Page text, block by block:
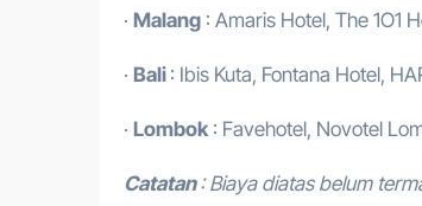
· Malang : Amaris Hotel, The 1O1
· Bali : Ibis Kuta, Fontana Hotel,
· Lombok : Favehotel, Novotel
Catatan: Biaya diatas belum